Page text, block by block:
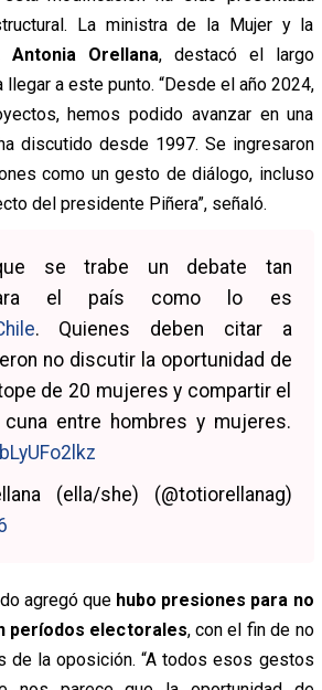
La ministra de la Mujer y la
Antonia Orellana, destacó el largo
a este punto. “Desde el año 2024,
hemos podido avanzar en una
discutido desde 1997. Se ingresaron
como un gesto de diálogo, incluso
del presidente Piñera”, señaló.
que se trabe un debate tan
el país como lo es
. Quienes deben citar a
no discutir la oportunidad de
de 20 mujeres y compartir el
entre hombres y mujeres.
(ella/she) (@totiorellanag)
agregó que hubo presiones para no
períodos electorales, con el fin de no
de la oposición. “A todos esos gestos